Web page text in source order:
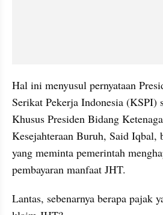
Hal ini menyusul pernyataan
Serikat Pekerja Indonesia (KSPI)
Khusus Presiden Bidang
Kesejahteraan Buruh, Said Iqbal,
yang meminta pemerintah
pembayaran manfaat JHT.
Lantas, sebenarnya berapa pajak